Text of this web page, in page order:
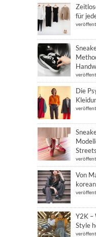
für
Die
Von
Y2K –
Style